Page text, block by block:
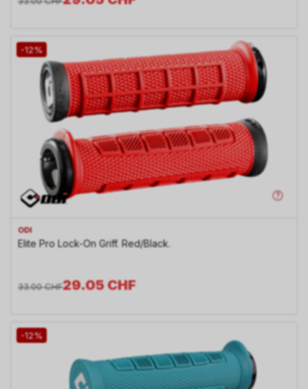
-12%
ODI
Elite Pro Lock-On Griff. Red/Black.
29.05CHF
33.00 CHF
-12%